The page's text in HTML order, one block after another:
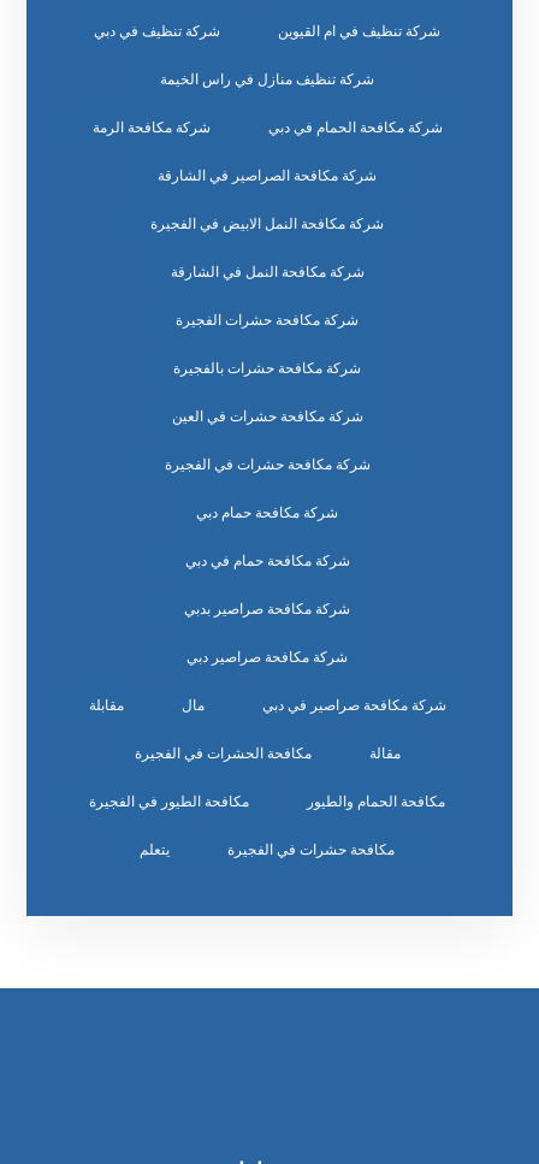
شركة تنظيف في ام القيوين شركة تنظيف في دبي
شركة تنظيف منازل في راس الخيمة
شركة مكافحة الحمام في دبي شركة مكافحة الرمة
شركة مكافحة الصراصير في الشارقة
شركة مكافحة النمل الابيض في الفجيرة
شركة مكافحة النمل في الشارقة
شركة مكافحة حشرات الفجيرة
شركة مكافحة حشرات بالفجيرة
شركة مكافحة حشرات في العين
شركة مكافحة حشرات في الفجيرة
شركة مكافحة حمام دبي
شركة مكافحة حمام في دبي
شركة مكافحة صراصير بدبي
شركة مكافحة صراصير دبي
شركة مكافحة صراصير في دبي مال مقابلة
مقالة مكافحة الحشرات في الفجيرة
مكافحة الحمام والطيور مكافحة الطيور في الفجيرة
مكافحة حشرات في الفجيرة يتعلم